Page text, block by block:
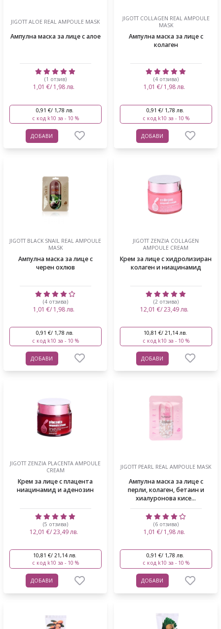
JIGOTT ALOE REAL AMPOULE MASK
Ампулна маска за лице с алое
(1 отзив)
1,01 €/ 1,98 лв.
0,91 €/ 1,78 лв.
с код k10 за - 10 %
ДОБАВИ
JIGOTT COLLAGEN REAL AMPOULE
MASK
Ампулна маска за лице с
колаген
(4 отзива)
1,01 €/ 1,98 лв.
0,91 €/ 1,78 лв.
с код k10 за - 10 %
ДОБАВИ
JIGOTT BLACK SNAIL REAL AMPOULE
MASK
Ампулна маска за лице с
черен охлюв
(4 отзива)
1,01 €/ 1,98 лв.
0,91 €/ 1,78 лв.
с код k10 за - 10 %
ДОБАВИ
JIGOTT ZENZIA COLLAGEN
AMPOULE CREAM
Крем за лице с хидролизиран
колаген и ниацинамид
(2 отзива)
12,01 €/ 23,49 лв.
10,81 €/ 21,14 лв.
с код k10 за - 10 %
ДОБАВИ
JIGOTT ZENZIA PLACENTA AMPOULE
CREAM
Крем за лице с плацента
ниацинамид и аденозин
(5 отзива)
12,01 €/ 23,49 лв.
10,81 €/ 21,14 лв.
с код k10 за - 10 %
ДОБАВИ
JIGOTT PEARL REAL AMPOULE MASK
Ампулна маска за лице с
перли, колаген, бетаин и
хиалуронова кисе...
(6 отзива)
1,01 €/ 1,98 лв.
0,91 €/ 1,78 лв.
с код k10 за - 10 %
ДОБАВИ